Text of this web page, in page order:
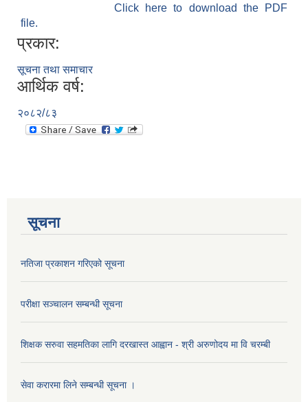
Click here to download the PDF
file.
प्रकार:
सूचना तथा समाचार
आर्थिक वर्ष:
२०८२/८३
सूचना
नतिजा प्रकाशन गरिएको सूचना
परीक्षा सञ्चालन सम्बन्धी सूचना
शिक्षक सरुवा सहमतिका लागि दरखास्त आह्वान - श्री अरुणोदय मा वि चरम्बी
सेवा करारमा लिने सम्बन्धी सूचना ।